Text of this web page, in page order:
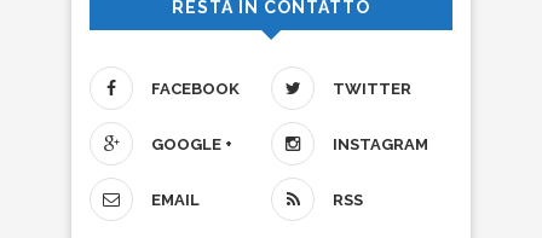
RESTA IN CONTATTO
FACEBOOK TWITTER
GOOGLE + INSTAGRAM
EMAIL RSS